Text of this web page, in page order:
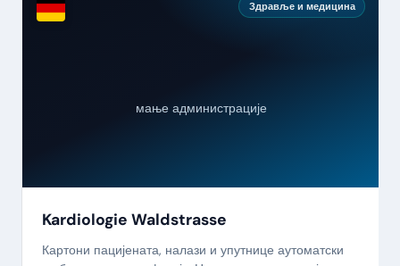
Здравље и медицина
мање администрације
Kardiologie Waldstrasse
Картони пацијената, налази и упутнице аутоматски